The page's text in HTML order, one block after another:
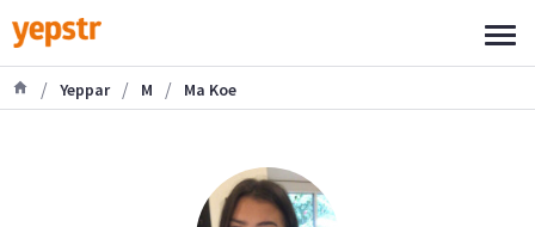
/ Yeppar / M / Ma Koe